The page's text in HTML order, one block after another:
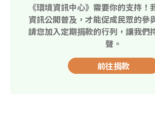
《環境資訊中心》需要你的支持！
資訊公開普及，才能促成民眾的參
請您加入定期捐款的行列，讓我們
聲。
前往捐款